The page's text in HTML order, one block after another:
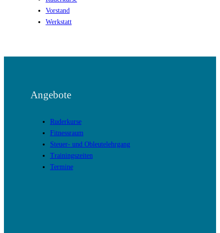
Vorstand
Werkstatt
Angebote
Ruderkurse
Fitnessraum
Steuer- und Obleutelehrgang
Trainingszeiten
Termine